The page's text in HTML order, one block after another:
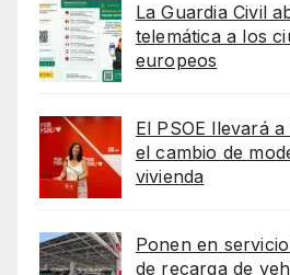
La Guardia Civil
telemática a los
europeos
El PSOE llevará
el cambio de
vivienda
Ponen en
de recarga de